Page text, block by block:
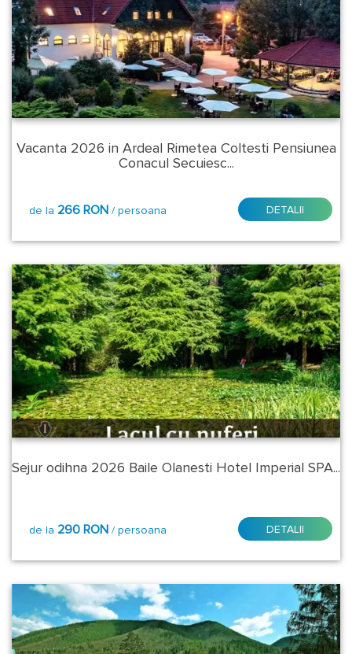
Revelion
2027
Sfantul
Andrei
Nationala
Tratament
Bulgaria
Romania
Judet
Regiune:
Arges
Bacau
Bihor
Vacanta 2026 in Ardeal Rimetea Coltesti Pensiunea
Conacul Secuiesc...
de la 266 RON / persoana DETALII
Sejur odihna 2026 Baile Olanesti Hotel Imperial SPA...
de la 290 RON / persoana DETALII